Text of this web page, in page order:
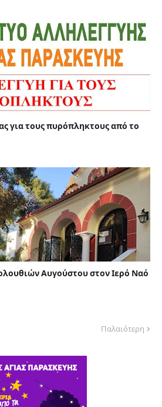
για τους πυρόπληκτους από το
Αυγούστου στον Ιερό Ναό
Παλαιότερη